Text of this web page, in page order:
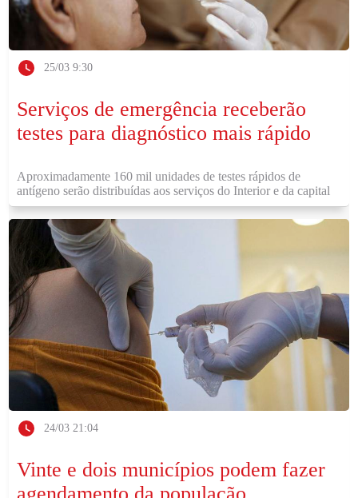
25/03 9:30
Serviços de emergência receberão
testes para diagnóstico mais rápido
Aproximadamente 160 mil unidades de testes rápidos de
antígeno serão distribuídas aos serviços do Interior e da capital
24/03 21:04
Vinte e dois municípios podem fazer